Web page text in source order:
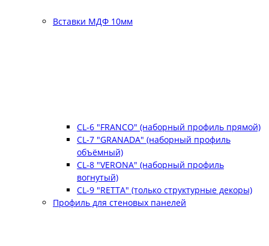
Вставки МДФ 10мм
CL-6 "FRANCO" (наборный профиль прямой)
CL-7 "GRANADA" (наборный профиль
объёмный)
CL-8 "VERONA" (наборный профиль
вогнутый)
CL-9 "RETTA" (только структурные декоры)
Профиль для стеновых панелей